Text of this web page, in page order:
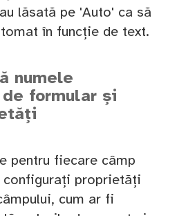
lăsată pe 'Auto' ca să
în funcție de text.
numele
formular și
pentru fiecare câmp
configurați proprietăți
cum ar fi